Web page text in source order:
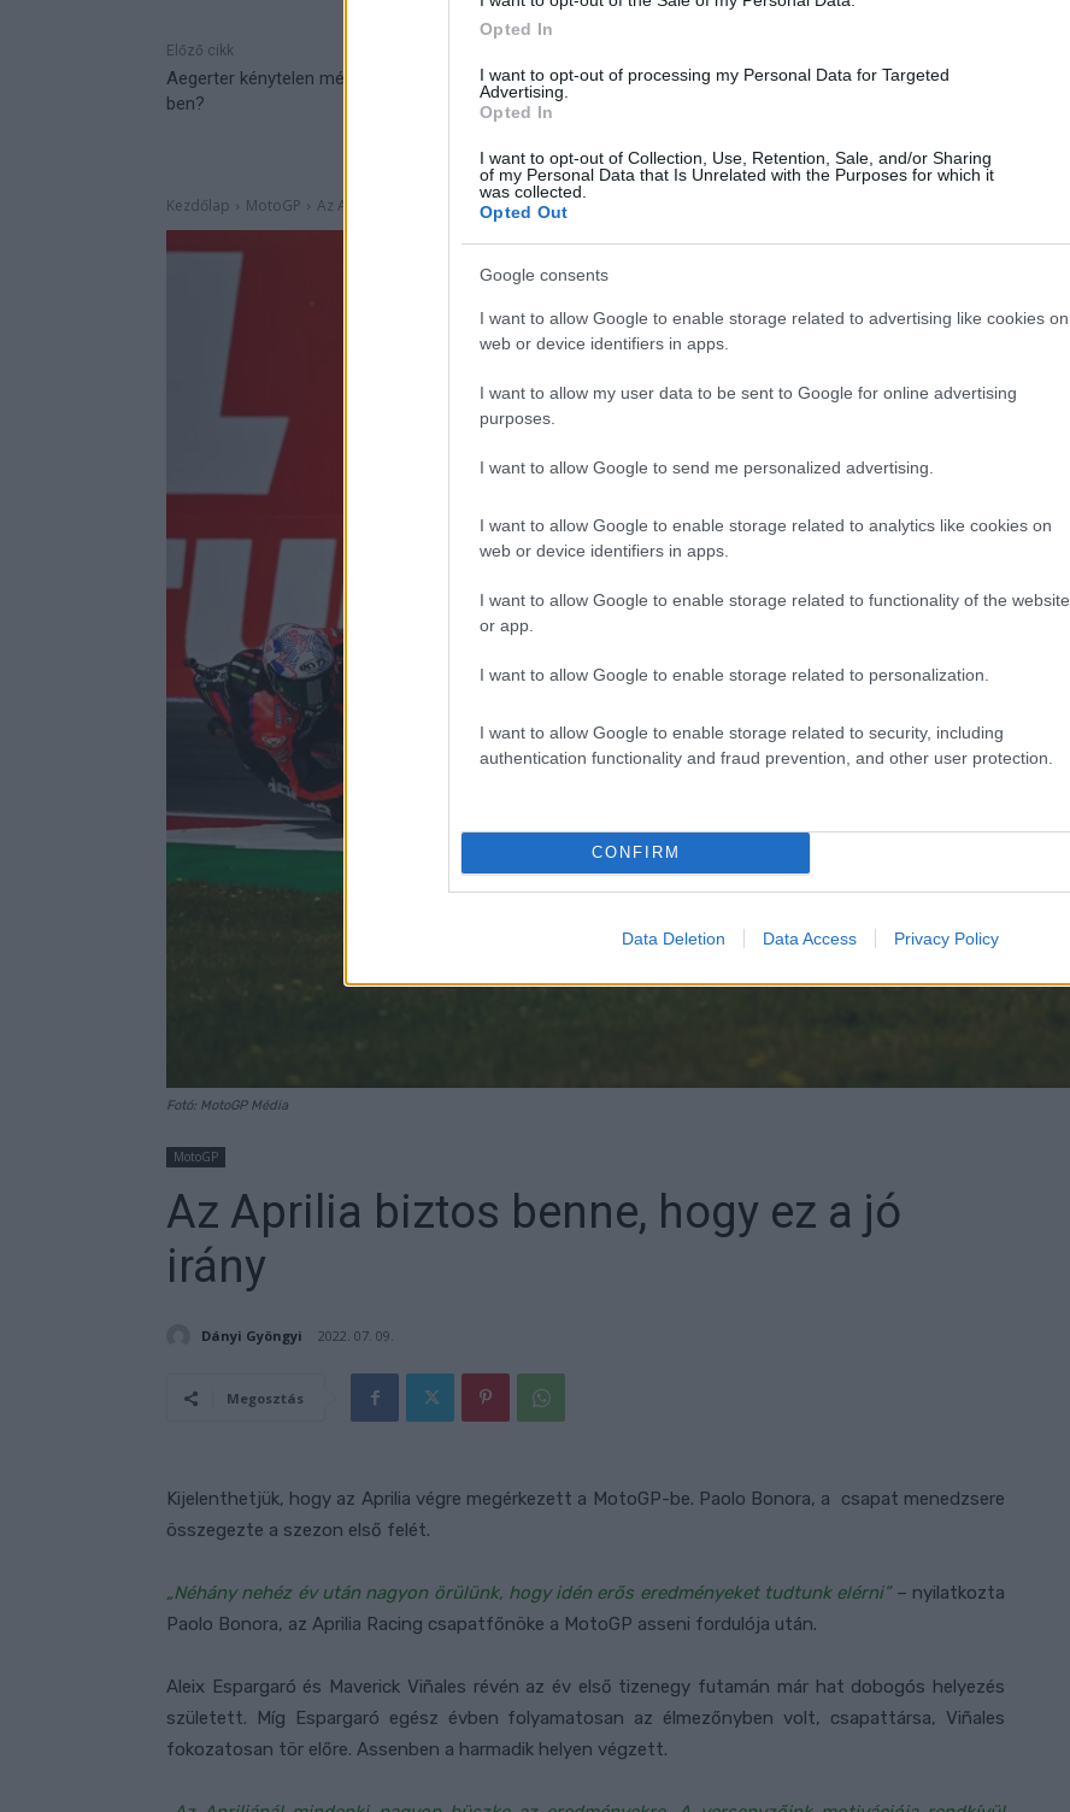
Opted In
I want to opt-out of processing my Personal Data for Targeted
Advertising.
Opted In
I want to opt-out of Collection, Use, Retention, Sale, and/or Sharing
of my Personal Data that Is Unrelated with the Purposes for which it
was collected.
Opted Out
Google consents
I want to allow Google to enable storage related to advertising like cookies on
web or device identifiers in apps.
I want to allow my user data to be sent to Google for online advertising
purposes.
I want to allow Google to send me personalized advertising.
I want to allow Google to enable storage related to analytics like cookies on
web or device identifiers in apps.
I want to allow Google to enable storage related to functionality of the website
or app.
I want to allow Google to enable storage related to personalization.
I want to allow Google to enable storage related to security, including
authentication functionality and fraud prevention, and other user protection.
CONFIRM
Data Deletion Data Access Privacy Policy
Előző cikk
Aegerter kénytelen még egy évet maradni az SSP-
ben?
Pedrosa pontosan érti, min megy most keresztül